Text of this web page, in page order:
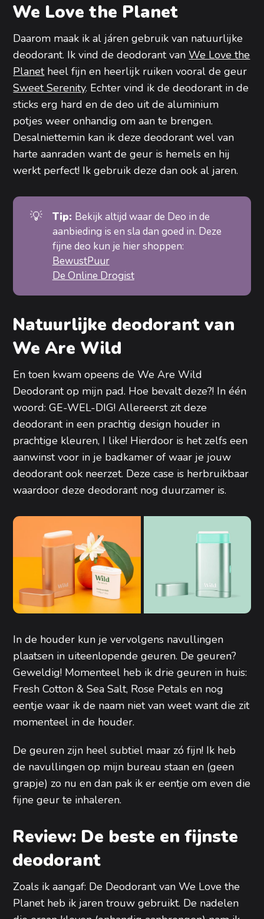
We Love the Planet
Daarom maak ik al járen gebruik van natuurlijke
deodorant. Ik vind de deodorant vanWe Love the
Planetheel fijn en heerlijk ruiken vooral de geur
Sweet Serenity. Echter vind ik de deodorant in de
sticks erg hard en de deo uit de aluminium
potjes weer onhandig om aan te brengen.
Desalniettemin kan ik deze deodorant wel van
harte aanraden want de geur is hemels en hij
werkt perfect! Ik gebruik deze dan ook al jaren.
💡 Tip: Bekijk altijd waar de Deo in de
aanbieding is en sla dan goed in. Deze
fijne deo kun je hier shoppen:
BewustPuur
De Online Drogist
Natuurlijke deodorant van
We Are Wild
En toen kwam opeens de We Are Wild
Deodorant op mijn pad. Hoe bevalt deze?! In één
woord: GE-WEL-DIG! Allereerst zit deze
deodorant in een prachtig design houder in
prachtige kleuren, I like! Hierdoor is het zelfs een
aanwinst voor in je badkamer of waar je jouw
deodorant ook neerzet. Deze case is herbruikbaar
waardoor deze deodorant nog duurzamer is.
In de houder kun je vervolgens navullingen
plaatsen in uiteenlopende geuren. De geuren?
Geweldig! Momenteel heb ik drie geuren in huis:
Fresh Cotton & Sea Salt, Rose Petals en nog
eentje waar ik de naam niet van weet want die zit
momenteel in de houder.
De geuren zijn heel subtiel maar zó fijn! Ik heb
de navullingen op mijn bureau staan en (geen
grapje) zo nu en dan pak ik er eentje om even die
fijne geur te inhaleren.
Review: De beste en fijnste
deodorant
Zoals ik aangaf: De Deodorant van We Love the
Planet heb ik jaren trouw gebruikt. De nadelen